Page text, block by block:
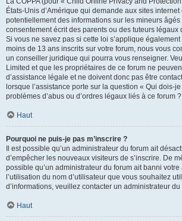
États-Unis d’Amérique qui demande aux sites internet
potentiellement des informations sur les mineurs
consentement écrit des parents ou des tuteurs légaux
Si vous ne savez pas si cette loi s’applique
moins de 13 ans inscrits sur votre forum, nous vous
un conseiller juridique qui pourra vous renseigner.
Limited et que les propriétaires de ce forum ne
d’assistance légale et ne doivent donc pas être
lorsque l’assistance porte sur la question « Qui dois-
problèmes d’abus ou d’ordres légaux liés à ce forum
Haut
Pourquoi ne puis-je pas m’inscrire ?
Il est possible qu’un administrateur du forum ait
d’empêcher les nouveaux visiteurs de s’inscrire. De
possible qu’un administrateur du forum ait banni
l’utilisation du nom d’utilisateur que vous souhaitez
d’informations, veuillez contacter un administrateur du
Haut